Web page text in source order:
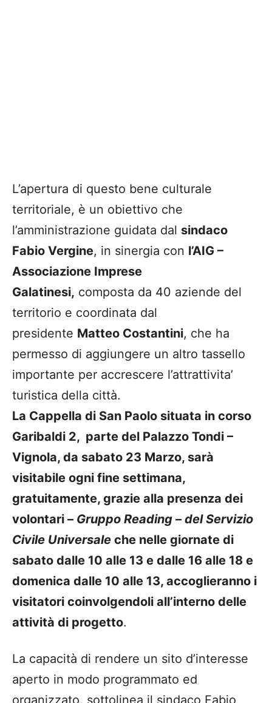
L’apertura di questo bene culturale
territoriale, è un obiettivo che
l’amministrazione guidata dal sindaco
Fabio Vergine, in sinergia con l’AIG –
Associazione Imprese
Galatinesi, composta da 40 aziende del
territorio e coordinata dal
presidente Matteo Costantini, che ha
permesso di aggiungere un altro tassello
importante per accrescere l’attrattivita’
turistica della città.
La Cappella di San Paolo situata in corso
Garibaldi 2, parte del Palazzo Tondi –
Vignola, da sabato 23 Marzo, sarà
visitabile ogni fine settimana,
gratuitamente, grazie alla presenza dei
volontari – Gruppo Reading – del Servizio
Civile Universale che nelle giornate di
sabato dalle 10 alle 13 e dalle 16 alle 18 e
domenica dalle 10 alle 13, accoglieranno i
visitatori coinvolgendoli all’interno delle
attività di progetto.
La capacità di rendere un sito d’interesse
aperto in modo programmato ed
organizzato, sottolinea il sindaco Fabio